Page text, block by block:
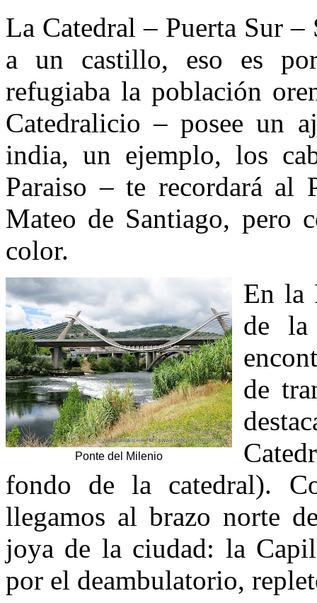
La Catedral – Puerta Sur –
a un castillo, eso es
refugiaba la población
Catedralicio – posee un
india, un ejemplo, los
Paraiso – te recordará al
Mateo de Santiago, pero
color.
Ponte del Milenio
En la
de la
de
fondo de la catedral).
llegamos al brazo norte
joya de la ciudad: la
por el deambulatorio,